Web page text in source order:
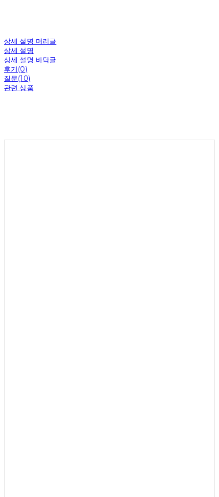
상세 설명 머리글
상세 설명
상세 설명 바닥글
후기(0)
질문(10)
관련 상품